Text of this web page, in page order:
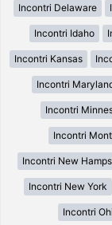
Incontri Delaware
Incontri Idaho
Incontri Kansas
Incontri
Incontri
Incontri
Incontri New
Incontri New York
Incontri